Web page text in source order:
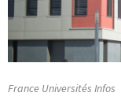
France Universités Infos